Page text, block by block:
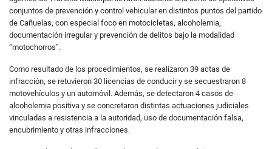
conjuntos de prevención y control vehicular en distintos puntos del partido
de Cañuelas, con especial foco en motocicletas, alcoholemia,
documentación irregular y prevención de delitos bajo la modalidad
“motochorros”.
Como resultado de los procedimientos, se realizaron 39 actas de
infracción, se retuvieron 30 licencias de conducir y se secuestraron 8
motovehículos y un automóvil. Además, se detectaron 4 casos de
alcoholemia positiva y se concretaron distintas actuaciones judiciales
vinculadas a resistencia a la autoridad, uso de documentación falsa,
encubrimiento y otras infracciones.